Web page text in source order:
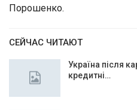
Порошенко.
СЕЙЧАС ЧИТАЮТ
Україна після
кредитні…